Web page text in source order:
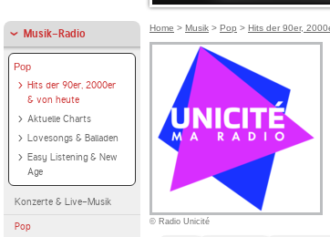
ANTENNE
Musik-Radio
Pop
Hits der 90er, 2000er
& von heute
Aktuelle Charts
Lovesongs & Balladen
Easy Listening & New
Age
Konzerte & Live-Musik
Pop
Home > Musik > Pop > Hits der 90er,
© Radio Unicité